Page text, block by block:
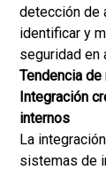
detección de
identificar y
seguridad en
Tendencia
Integración
internos
La
sistemas de